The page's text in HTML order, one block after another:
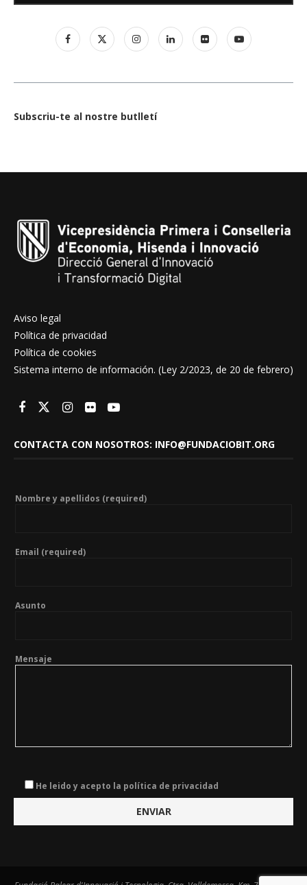
Subscriu-te al nostre butlletí
Aviso legal
Política de privacidad
Política de cookies
Sistema interno de información. (Ley 2/2023, de 20 de febrero)
CONTACTA CON NOSOTROS: INFO@FUNDACIOBIT.ORG
Nombre y apellidos (required)
Email (required)
Asunto
Mensaje
He leido y acepto la política de privacidad